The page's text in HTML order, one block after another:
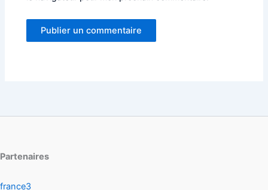
Partenaires
france3